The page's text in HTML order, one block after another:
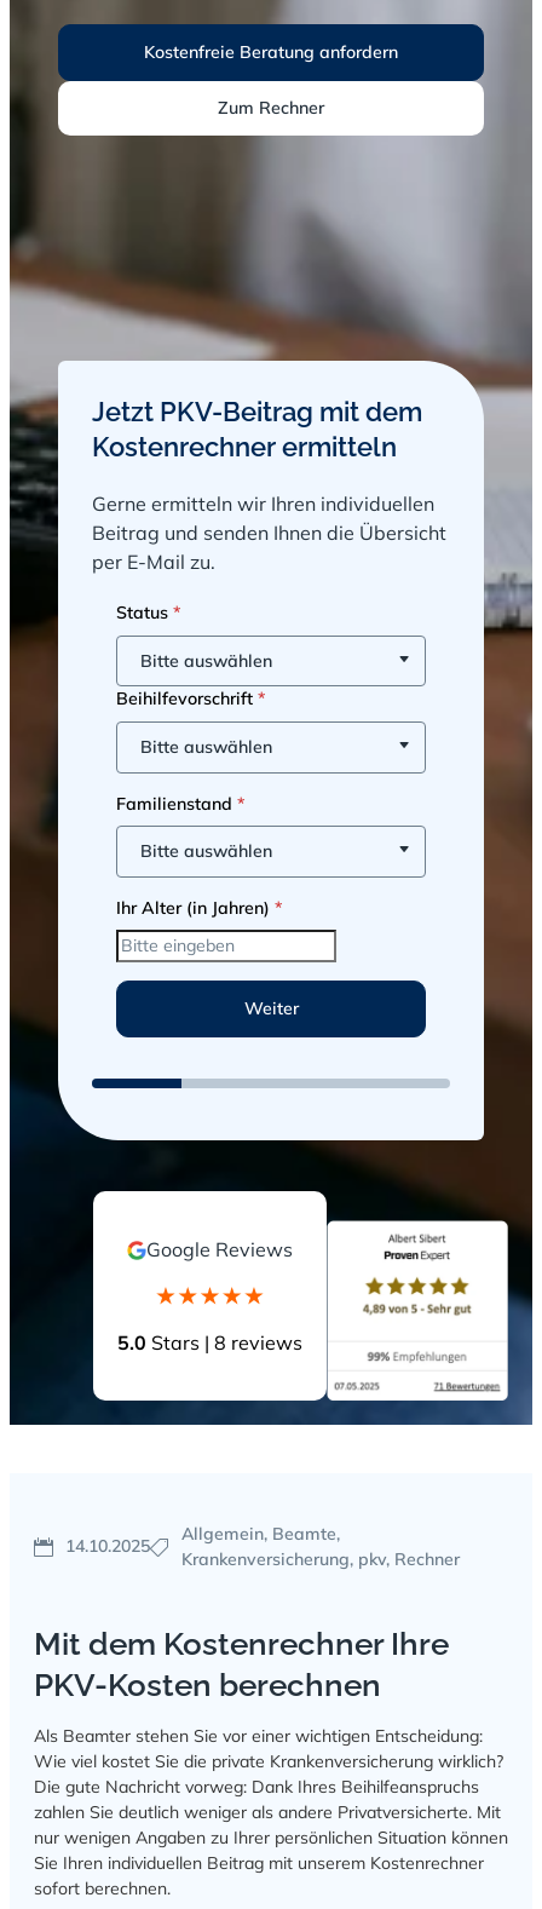
Kostenfreie Beratung anfordern
Zum Rechner
Formular überspringen
Jetzt PKV-Beitrag mit dem
Kostenrechner ermitteln
Gerne ermitteln wir Ihren individuellen
Beitrag und senden Ihnen die Übersicht
per E-Mail zu.
Schritt 1 von 2
Status *
Bitte auswählen
Beihilfevorschrift *
Bitte auswählen
Familienstand *
Bitte auswählen
Ihr Alter (in Jahren) *
Weiter
Ihr Name
Telefonnummer*
Ihre E-Mail Adresse
Hiermit akzeptiere ich die
dass mich Albert Sibert per E-Mail
und Telefon bezüglich des
Ergebnisses und Rückfragen
kontaktieren darf.*
Google Reviews
5.0 Stars | 8 reviews
14.10.2025
Allgemein, Beamte,
Krankenversicherung, pkv, Rechner
Mit dem Kostenrechner Ihre
PKV-Kosten berechnen
Als Beamter stehen Sie vor einer wichtigen Entscheidung:
Wie viel kostet Sie die private Krankenversicherung wirklich?
Die gute Nachricht vorweg: Dank Ihres Beihilfeanspruchs
zahlen Sie deutlich weniger als andere Privatversicherte. Mit
nur wenigen Angaben zu Ihrer persönlichen Situation können
Sie Ihren individuellen Beitrag mit unserem Kostenrechner
sofort berechnen.